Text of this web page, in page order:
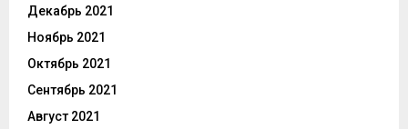
Декабрь 2021
Ноябрь 2021
Октябрь 2021
Сентябрь 2021
Август 2021